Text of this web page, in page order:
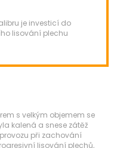
je investicí do
lisování plechu
s velkým objemem se
kalená a snese zátěž
při zachování
lisování plechů,